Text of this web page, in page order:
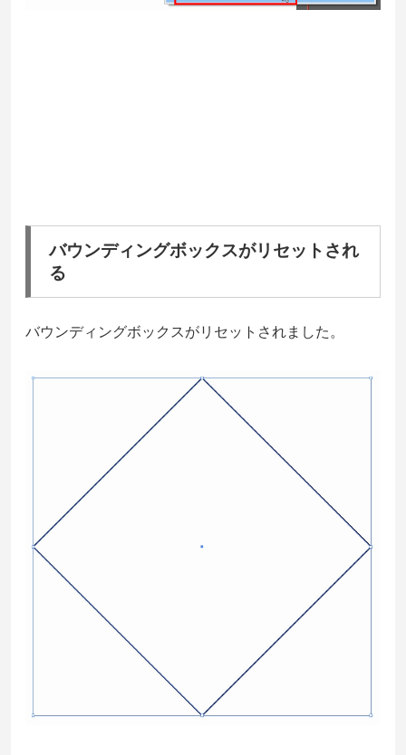
バウンディングボックスがリセットされ
る
バウンディングボックスがリセットされました。